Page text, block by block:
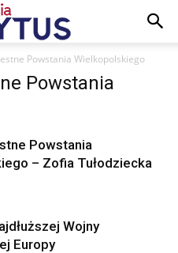
Powstania Wielkopolskiego
Powstania
Powstania
– Zofia Tułodziecka
Wojny
Europy